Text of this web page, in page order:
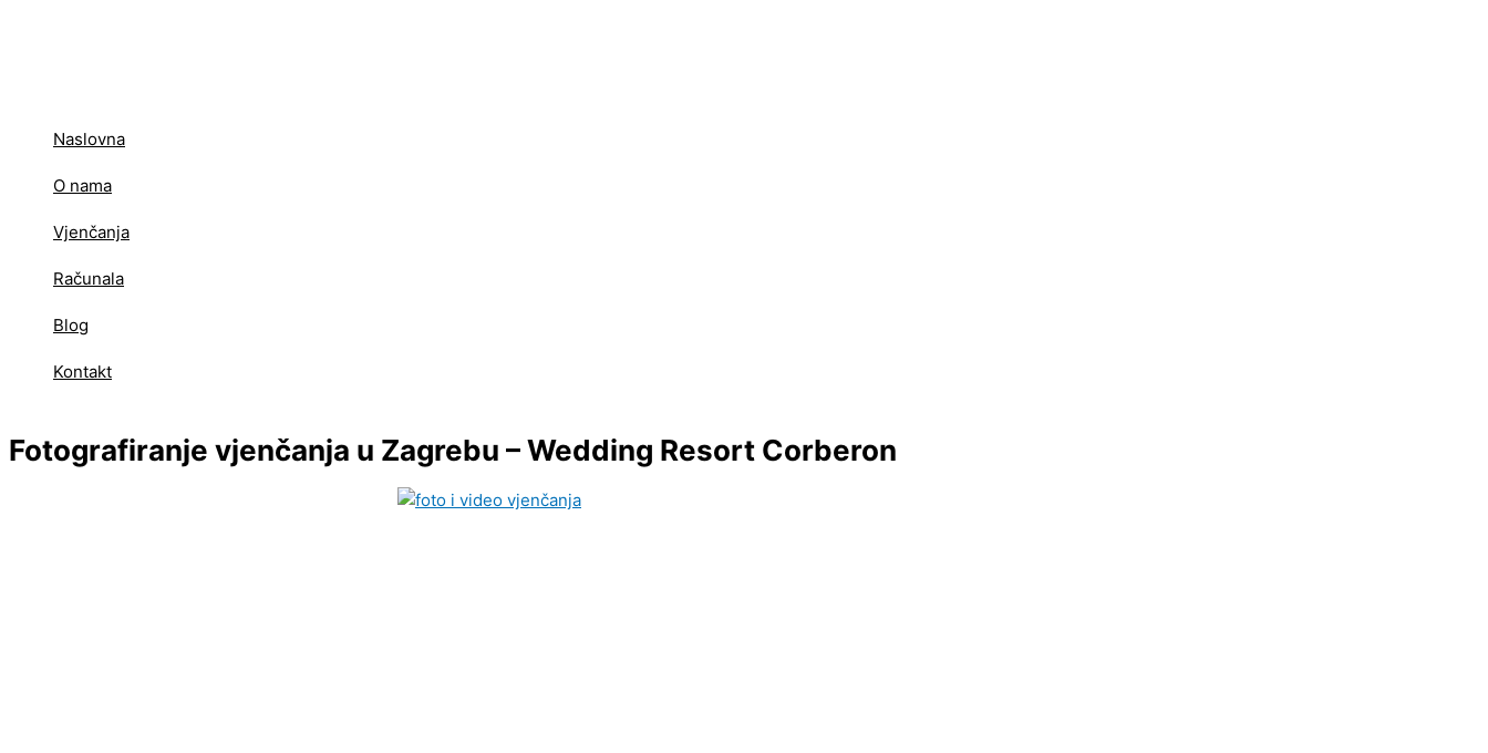
Naslovna
O nama
Vjenčanja
Računala
Blog
Kontakt
Fotografiranje vjenčanja u Zagrebu – Wedding Resort Corberon